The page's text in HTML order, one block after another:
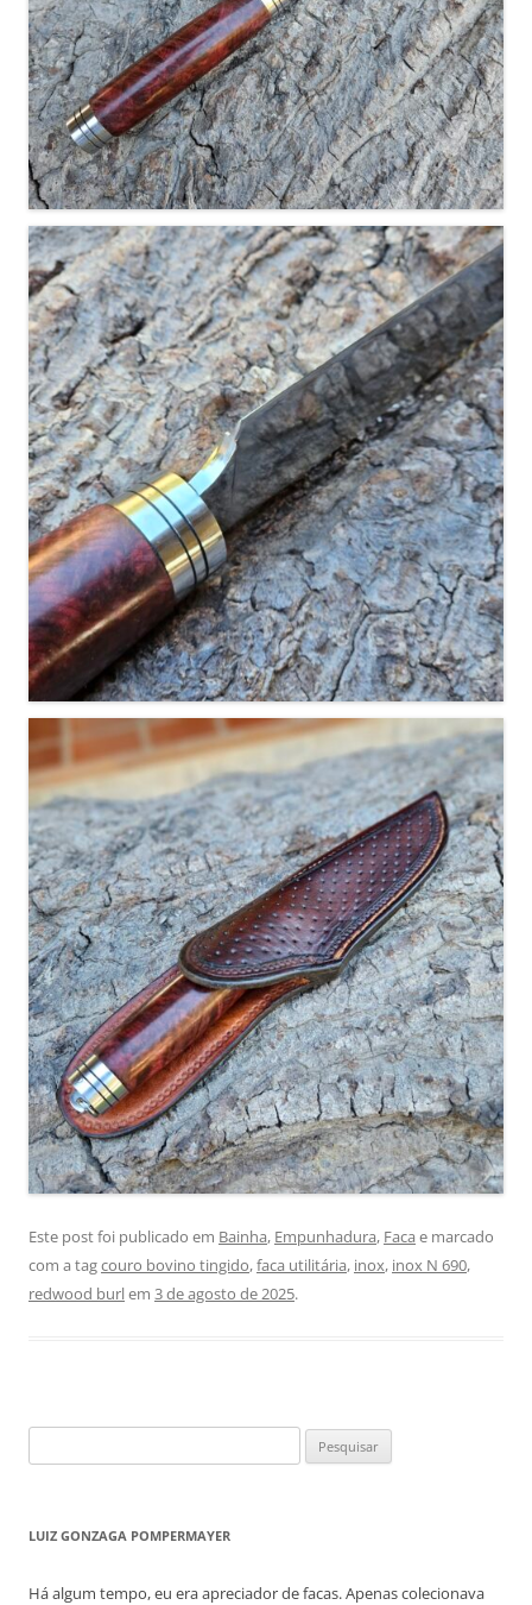
Este post foi publicado em Bainha, Empunhadura, Faca e marcado
com a tagcouro bovino tingido,faca utilitária, inox, inox N 690,
redwood burlem 3 de agosto de 2025.
por:
LUIZ GONZAGA POMPERMAYER
Há algum tempo, eu era apreciador de facas. Apenas colecionava